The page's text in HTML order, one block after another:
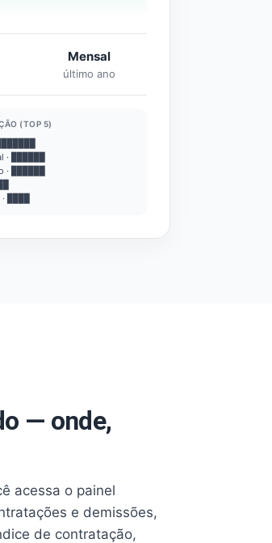
Mensal
último ano
(TOP 5)
· ██████
· ██████
████
— onde,
acessa o painel
e demissões,
de contratação,